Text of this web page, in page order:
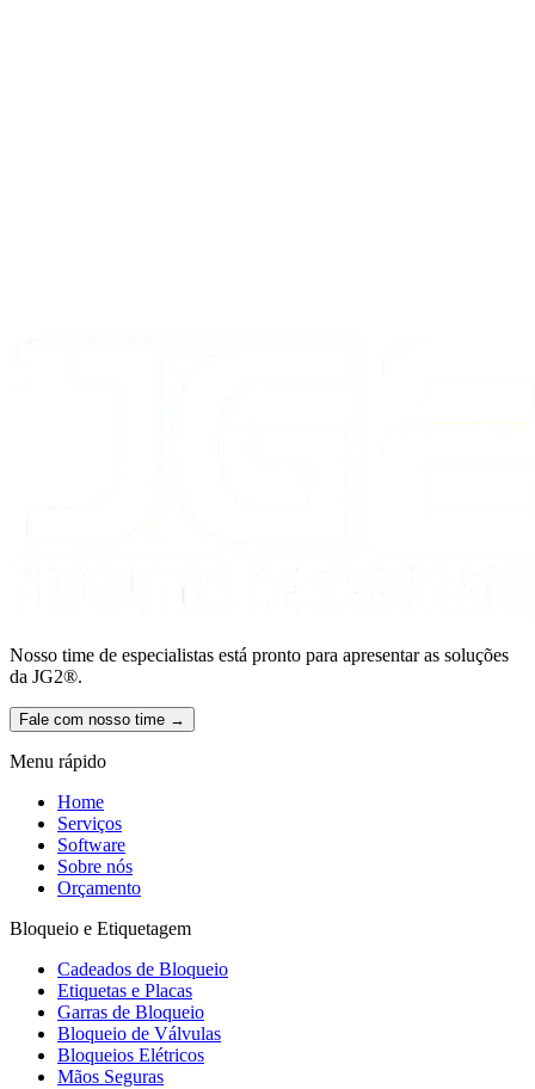
Nosso time de especialistas está pronto para apresentar as soluções
da JG2®.
Fale com nosso time →
Menu rápido
Home
Serviços
Software
Sobre nós
Orçamento
Bloqueio e Etiquetagem
Cadeados de Bloqueio
Etiquetas e Placas
Garras de Bloqueio
Bloqueio de Válvulas
Bloqueios Elétricos
Mãos Seguras